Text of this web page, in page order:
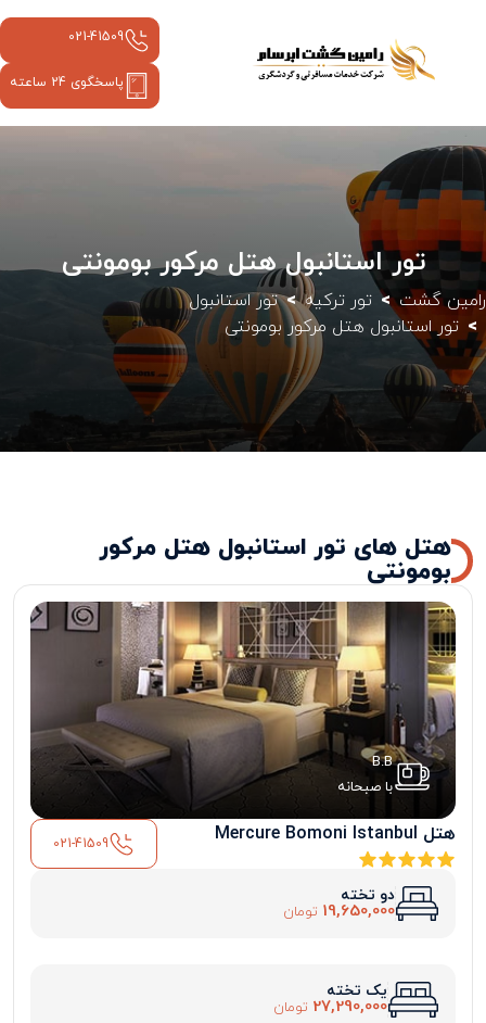
021-41509
پاسخگوی 24 ساعته
تور استانبول هتل مرکور بومونتی
رامین گشت تور ترکیه
تور استانبول
تور استانبول هتل مرکور بومونتی
هتل های تور استانبول هتل مرکور
بومونتی
B.B
با صبحانه
هتل Mercure Bomoni Istanbul 021-41509
دو تخته
19,650,000 تومان
یک تخته
27,290,000 تومان